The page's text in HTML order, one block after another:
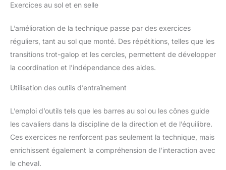
Exercices au sol et en selle
L’amélioration de la technique passe par des exercices
réguliers, tant au sol que monté. Des répétitions, telles que les
transitions trot-galop et les cercles, permettent de développer
la coordination et l’indépendance des aides.
Utilisation des outils d’entraînement
L’emploi d’outils tels que les barres au sol ou les cônes guide
les cavaliers dans la discipline de la direction et de l’équilibre.
Ces exercices ne renforcent pas seulement la technique, mais
enrichissent également la compréhension de l’interaction avec
le cheval.